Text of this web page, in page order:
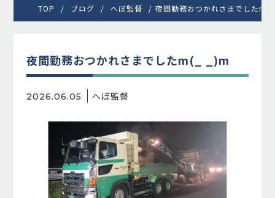
TOP ブログ へぼ監督 夜間勤務おつかれさまでした
夜間勤務おつかれさまでしたm(_ _)m
2026.06.05 へぼ監督